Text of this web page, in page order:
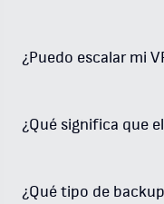
¿Puedo escalar mi
¿Qué significa que
¿Qué tipo de